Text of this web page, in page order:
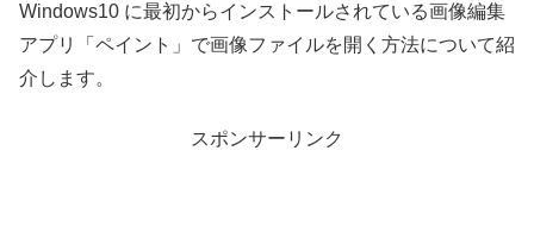
Windows10 に最初からインストールされている画像編集
アプリ「ペイント」で画像ファイルを開く方法について紹
介します。
スポンサーリンク